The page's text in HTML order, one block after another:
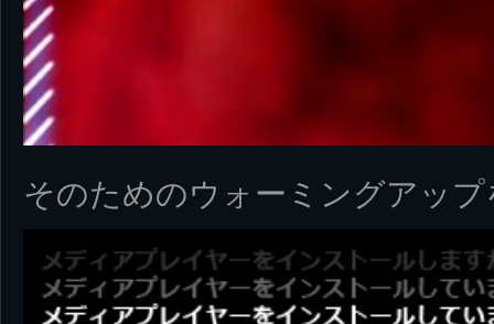
そのためのウォーミングアッ